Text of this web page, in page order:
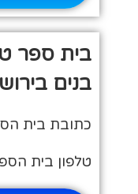
בית ספר
בנים
כתובת בית
טלפון בית הספר: 02-